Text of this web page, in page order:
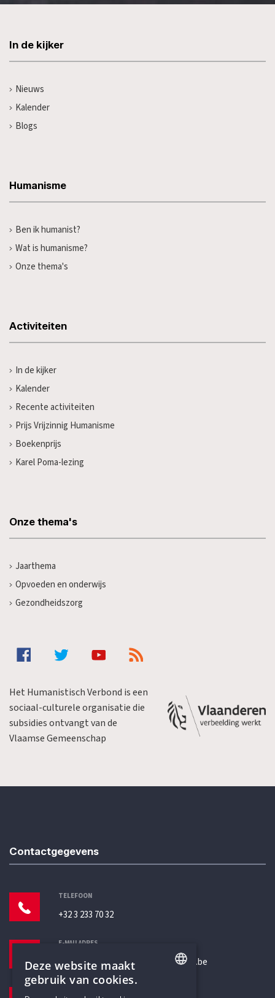
In de kijker
Nieuws
Kalender
Blogs
Humanisme
Ben ik humanist?
Wat is humanisme?
Onze thema's
Activiteiten
In de kijker
Kalender
Recente activiteiten
Prijs Vrijzinnig Humanisme
Boekenprijs
Karel Poma-lezing
Onze thema's
Jaarthema
Opvoeden en onderwijs
Gezondheidszorg
Het Humanistisch Verbond is een
sociaal-culturele organisatie die
subsidies ontvangt van de
Vlaamse Gemeenschap
Contactgegevens
TELEFOON
+32 3 233 70 32
E-MAILADRES
secretariaat@humanistischverbond.be
Deze website maakt
gebruik van cookies.